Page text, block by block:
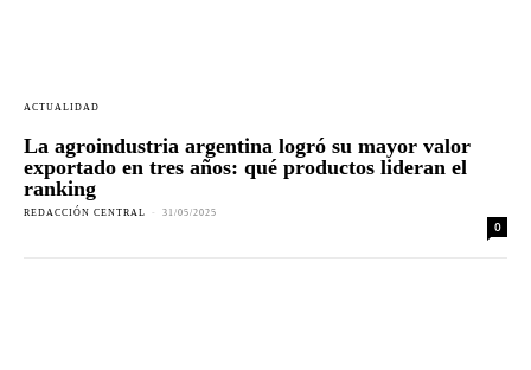
ACTUALIDAD
La agroindustria argentina logró su mayor valor
exportado en tres años: qué productos lideran el
ranking
REDACCIÓN CENTRAL - 31/05/2025
0